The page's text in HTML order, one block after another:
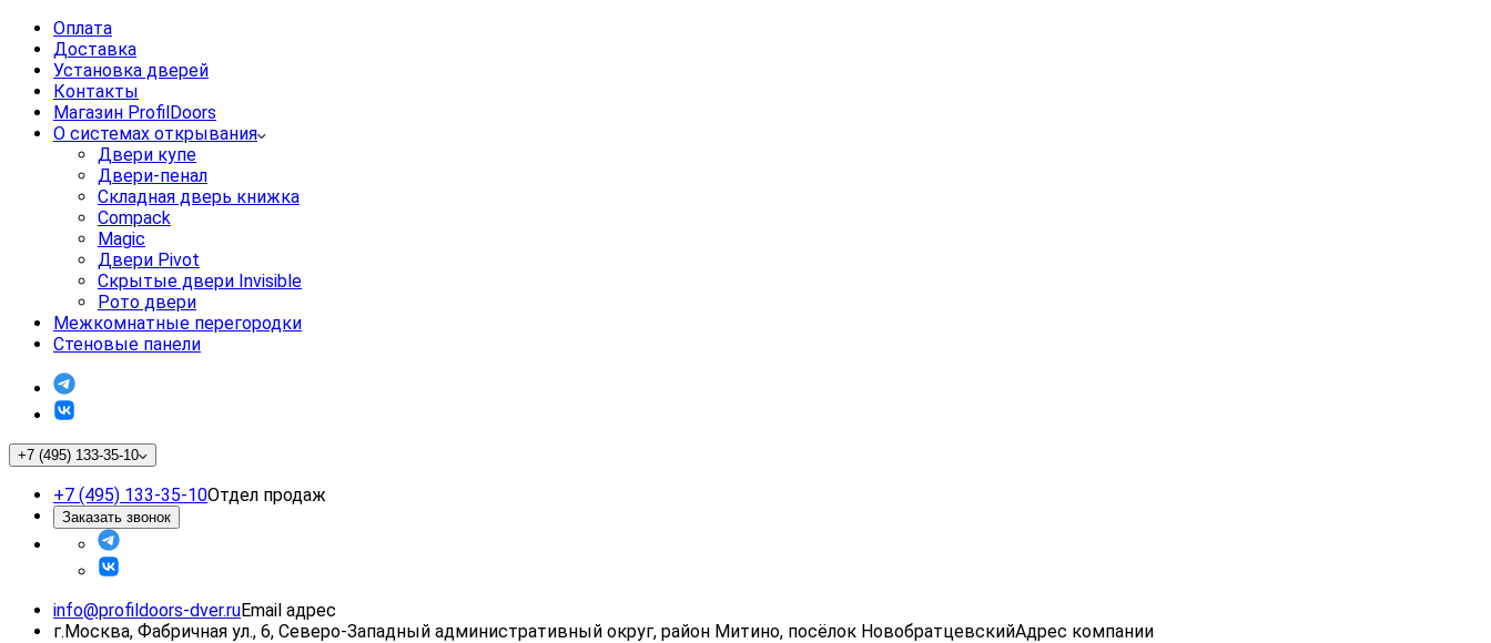
Оплата
Доставка
Установка дверей
Контакты
Магазин ProfilDoors
О системах открывания
Двери купе
Двери-пенал
Складная дверь книжка
Compack
Magic
Двери Pivot
Скрытые двери Invisible
Рото двери
Межкомнатные перегородки
Стеновые панели
+7 (495) 133-35-10
+7 (495) 133-35-10Отдел продаж
Заказать звонок
info@profildoors-dver.ruEmail адрес
г.Москва, Фабричная ул., 6, Северо-Западный административный округ, район Митино, посёлок НовобратцевскийАдрес компании